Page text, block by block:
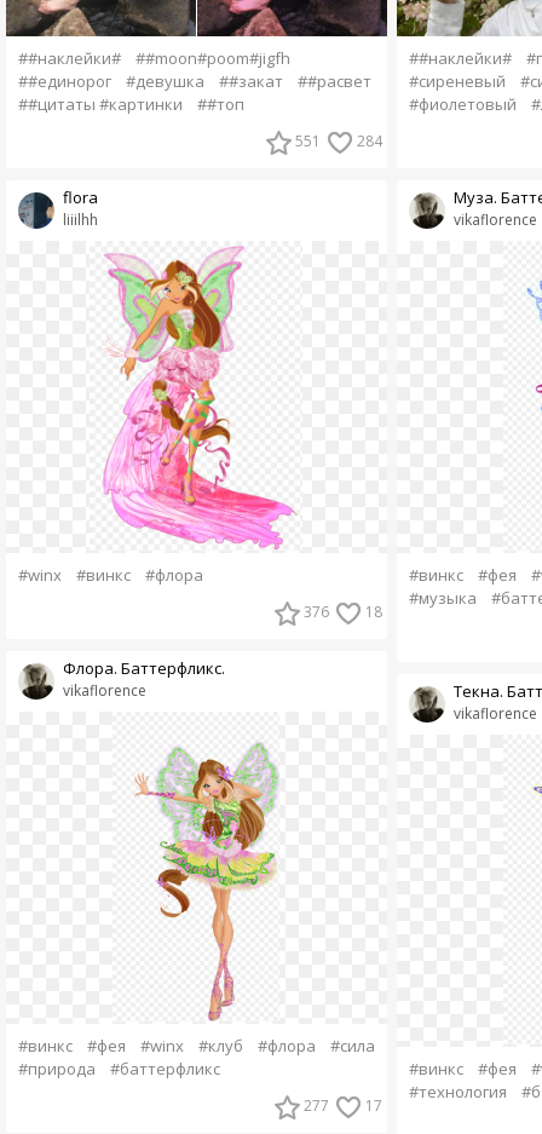
##наклейки#
##moon#poom#jigfh
##единорог
#девушка ##закат
##расвет
##цитаты #картинки
##топ
551 284
liiilhh
flora
#winx #винкс #флора
376 18
vikaflorence
Флора. Баттерфликс.
#винкс #фея #winx #клуб #флора
#сила
#природа
#баттерфликс
277 17
##наклейки#
#сиреневый
#фиолетовый
vikaflorence
Муза.
#винкс #фея
#музыка
vikaflorence
Текна.
#винкс #фея
#технология